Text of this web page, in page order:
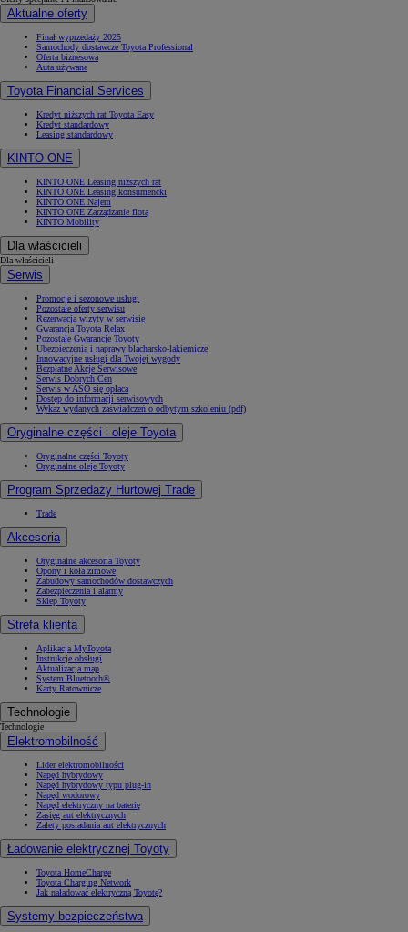
Aktualne oferty
Finał wyprzedaży 2025
Samochody dostawcze Toyota Professional
Oferta biznesowa
Auta używane
Toyota Financial Services
Kredyt niższych rat Toyota Easy
Kredyt standardowy
Leasing standardowy
KINTO ONE
KINTO ONE Leasing niższych rat
KINTO ONE Leasing konsumencki
KINTO ONE Najem
KINTO ONE Zarządzanie flotą
KINTO Mobility
Dla właścicieli
Dla właścicieli
Serwis
Promocje i sezonowe usługi
Pozostałe oferty serwisu
Rezerwacja wizyty w serwisie
Gwarancja Toyota Relax
Pozostałe Gwarancje Toyoty
Ubezpieczenia i naprawy blacharsko-lakiernicze
Innowacyjne usługi dla Twojej wygody
Bezpłatne Akcje Serwisowe
Serwis Dobrych Cen
Serwis w ASO się opłaca
Dostęp do informacji serwisowych
Wykaz wydanych zaświadczeń o odbytym szkoleniu (pdf)
Oryginalne części i oleje Toyota
Oryginalne części Toyoty
Oryginalne oleje Toyoty
Program Sprzedaży Hurtowej Trade
Trade
Akcesoria
Oryginalne akcesoria Toyoty
Opony i koła zimowe
Zabudowy samochodów dostawczych
Zabezpieczenia i alarmy
Sklep Toyoty
Strefa klienta
Aplikacja MyToyota
Instrukcje obsługi
Aktualizacja map
System Bluetooth®
Karty Ratownicze
Technologie
Technologie
Elektromobilność
Lider elektromobilności
Napęd hybrydowy
Napęd hybrydowy typu plug-in
Napęd wodorowy
Napęd elektryczny na baterię
Zasięg aut elektrycznych
Zalety posiadania aut elektrycznych
Ładowanie elektrycznej Toyoty
Toyota HomeCharge
Toyota Charging Network
Jak naładować elektryczną Toyotę?
Systemy bezpieczeństwa